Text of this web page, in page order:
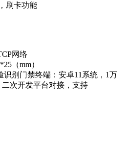
刷卡功能
网络
（mm）
识别门禁终端：安卓11系统，1万
二次开发平台对接，支持